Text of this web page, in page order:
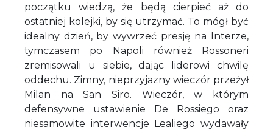
początku wiedzą, że będą cierpieć aż do
ostatniej kolejki, by się utrzymać. To mógł być
idealny dzień, by wywrzeć presję na Interze,
tymczasem po Napoli również Rossoneri
zremisowali u siebie, dając liderowi chwilę
oddechu. Zimny, nieprzyjazny wieczór przeżył
Milan na San Siro. Wieczór, w którym
defensywne ustawienie De Rossiego oraz
niesamowite interwencje Lealiego wydawały